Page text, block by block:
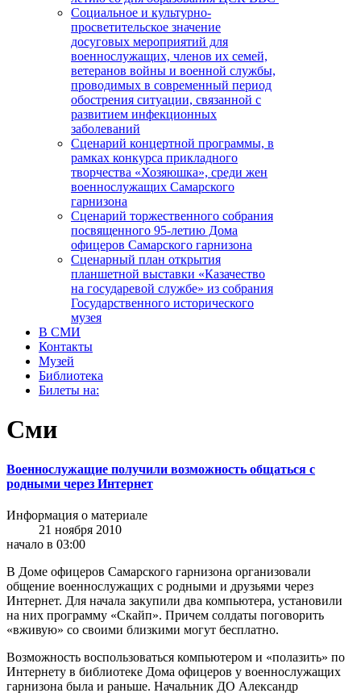
Социальное и культурно-
просветительское значение
досуговых мероприятий для
военнослужащих, членов их семей,
ветеранов войны и военной службы,
проводимых в современный период
обострения ситуации, связанной с
развитием инфекционных
заболеваний
Сценарий концертной программы, в
рамках конкурса прикладного
творчества «Хозяюшка», среди жен
военнослужащих Самарского
гарнизона
Сценарий торжественного собрания
посвященного 95-летию Дома
офицеров Самарского гарнизона
Сценарный план открытия
планшетной выставки «Казачество
на государевой службе» из собрания
Государственного исторического
музея
В СМИ
Контакты
Музей
Библиотека
Билеты на:
Сми
Военнослужащие получили возможность общаться с
родными через Интернет
Информация о материале
21 ноября 2010
начало в 03:00
В Доме офицеров Самарского гарнизона организовали
общение военнослужащих с родными и друзьями через
Интернет. Для начала закупили два компьютера, установили
на них программу «Cкайп». Причем солдаты поговорить
«вживую» со своими близкими могут бесплатно.
Возможность воспользо­ваться компьютером и «по­лазить» по
Интернету в би­блиотеке Дома офицеров у военнослужащих
гарнизона была и раньше. Начальник ДО Александр